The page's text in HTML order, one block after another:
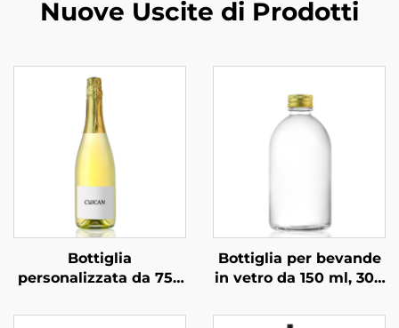
Nuove Uscite di Prodotti
Bottiglia
personalizzata da 750
confezionamento
Bottiglia per bevande
in vetro da 150 ml, 300
personalizzata